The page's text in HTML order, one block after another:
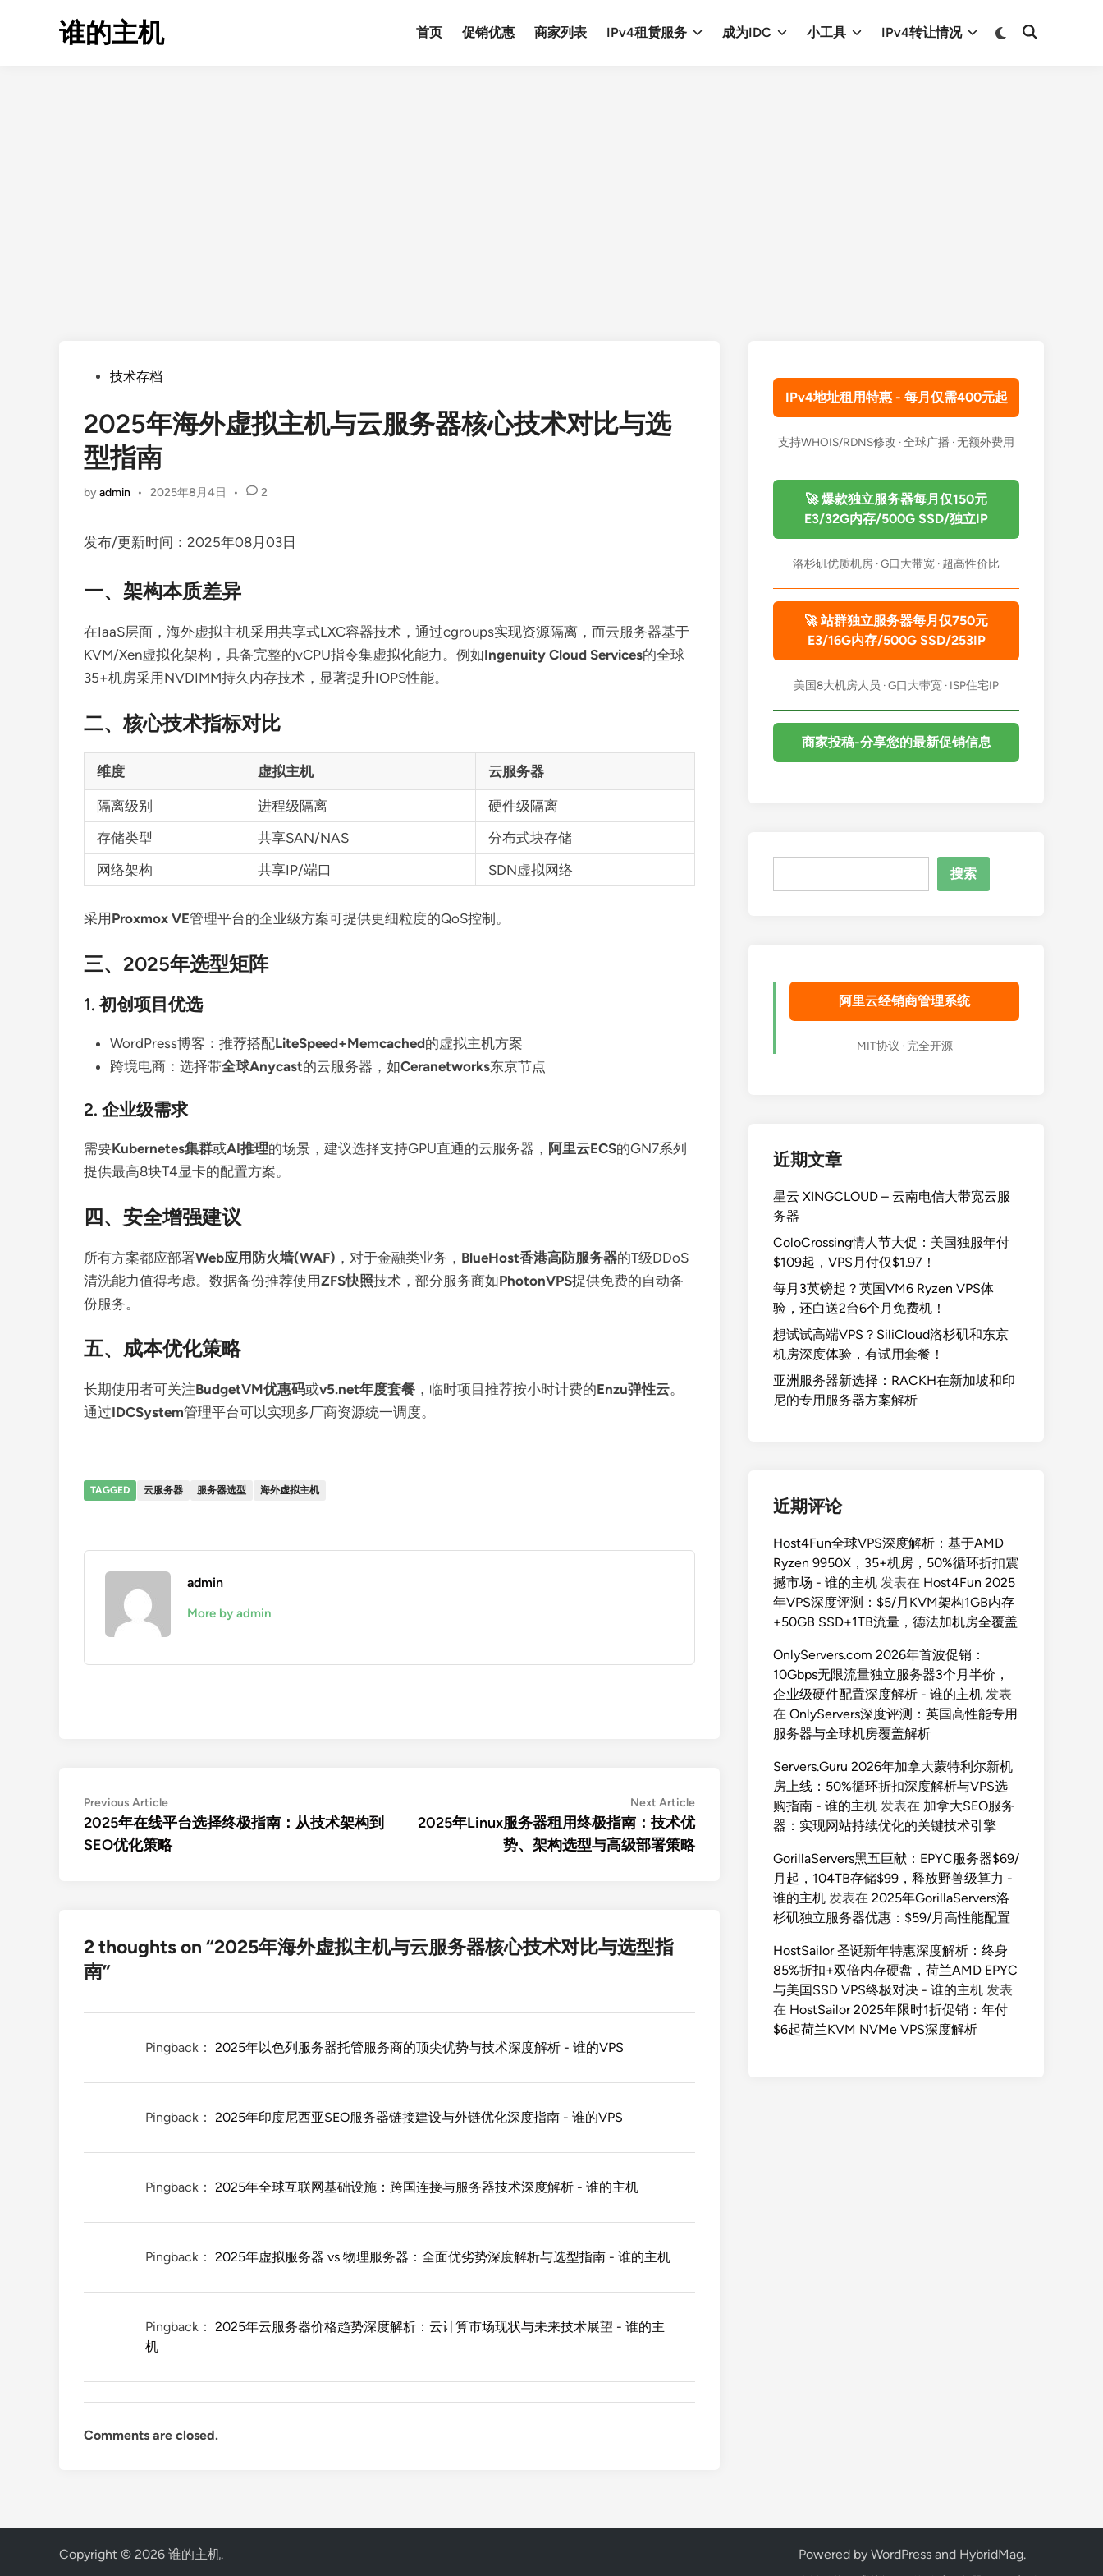
谁的主机 首页 促销优惠 商家列表 IPv4租赁服务 成为IDC 小工具 IPv4转让情况
Switch
Open
Posted技术存档
2025年海外虚拟主机与云服务器核心技术对比与选
型指南
byadmin • 2025年8月4日 • 2
发布/更新时间：2025年08月03日
一、架构本质差异
在IaaS层面，海外虚拟主机采用共享式LXC容器技术，通过cgroups实现资源隔离，而云服务器基于
KVM/Xen虚拟化架构，具备完整的vCPU指令集虚拟化能力。例如Ingenuity Cloud Services的全球
35+机房采用NVDIMM持久内存技术，显著提升IOPS性能。
二、核心技术指标对比
维度 虚拟主机 云服务器
隔离级别 进程级隔离
硬件级隔离
存储类型
共享SAN/NAS
分布式块存储
网络架构
共享IP/端口 SDN虚拟网络
采用 Proxmox VE管理平台的企业级方案可提供更细粒度的QoS控制。
三、2025年选型矩阵
1. 初创项目优选
WordPress博客：推荐搭配LiteSpeed+Memcached的虚拟主机方案
跨境电商：选择带全球Anycast的云服务器，如Ceranetworks东京节点
2. 企业级需求
需要Kubernetes集群或AI推理的场景，建议选择支持GPU直通的云服务器， 阿里云ECS的GN7系列
提供最高8块T4显卡的配置方案。
四、安全增强建议
所有方案都应部署Web应用防火墙(WAF) ，对于金融类业务， BlueHost香港高防服务器的T级DDoS
清洗能力值得考虑。数据备份推荐使用ZFS快照技术，部分服务商如PhotonVPS提供免费的自动备
份服务。
五、成本优化策略
长期使用者可关注BudgetVM优惠码或v5.net年度套餐 ，临时项目推荐按小时计费的Enzu弹性云。
通过IDCSystem管理平台可以实现多厂商资源统一调度。
TAGGED 云服务器 服务器选型 海外虚拟主机
admin
More by admin
文
章
导
Previous ArticlePrevious
article:
2025年在线平台选择终极指南：从技术架构到
SEO优化策略
Next ArticleNext
article:
2025年Linux服务器租用终极指南：技术优
势、架构选型与高级部署策略
2 thoughts on “2025年海外虚拟主机与云服务器核心技术对比与选型指
南”
Pingback： 2025年以色列服务器托管服务商的顶尖优势与技术深度解析 - 谁的VPS
Pingback： 2025年印度尼西亚SEO服务器链接建设与外链优化深度指南 - 谁的VPS
Pingback： 2025年全球互联网基础设施：跨国连接与服务器技术深度解析 - 谁的主机
Pingback： 2025年虚拟服务器 vs 物理服务器：全面优劣势深度解析与选型指南 - 谁的主机
Pingback： 2025年云服务器价格趋势深度解析：云计算市场现状与未来技术展望 - 谁的主
机
Comments are closed.
IPv4地址租用特惠 - 每月仅需400元起
支持WHOIS/RDNS修改 · 全球广播 · 无额外费用
🚀 爆款独立服务器每月仅150元
E3/32G内存/500G SSD/独立IP
洛杉矶优质机房 · G口大带宽 · 超高性价比
🚀 站群独立服务器每月仅750元
E3/16G内存/500G SSD/253IP
美国8大机房人员 · G口大带宽 · ISP住宅IP
商家投稿-分享您的最新促销信息
搜索
阿里云经销商管理系统
MIT协议 · 完全开源
近期文章
星云 XINGCLOUD – 云南电信大带宽云服
务器
ColoCrossing情人节大促：美国独服年付
$109起，VPS月付仅$1.97！
每月3英镑起？英国VM6 Ryzen VPS体
验，还白送2台6个月免费机！
想试试高端VPS？SiliCloud洛杉矶和东京
机房深度体验，有试用套餐！
亚洲服务器新选择：RACKH在新加坡和印
尼的专用服务器方案解析
近期评论
Host4Fun全球VPS深度解析：基于AMD
Ryzen 9950X，35+机房，50%循环折扣震
撼市场 - 谁的主机 发表在 Host4Fun 2025
年VPS深度评测：$5/月KVM架构1GB内存
+50GB SSD+1TB流量，德法加机房全覆盖
OnlyServers.com 2026年首波促销：
10Gbps无限流量独立服务器3个月半价，
企业级硬件配置深度解析 - 谁的主机 发表
在 OnlyServers深度评测：英国高性能专用
服务器与全球机房覆盖解析
Servers.Guru 2026年加拿大蒙特利尔新机
房上线：50%循环折扣深度解析与VPS选
购指南 - 谁的主机 发表在 加拿大SEO服务
器：实现网站持续优化的关键技术引擎
GorillaServers黑五巨献：EPYC服务器$69/
月起，104TB存储$99，释放野兽级算力 -
谁的主机 发表在 2025年GorillaServers洛
杉矶独立服务器优惠：$59/月高性能配置
HostSailor 圣诞新年特惠深度解析：终身
85%折扣+双倍内存硬盘，荷兰AMD EPYC
与美国SSD VPS终极对决 - 谁的主机 发表
在 HostSailor 2025年限时1折促销：年付
$6起荷兰KVM NVMe VPS深度解析
Copyright © 2026 谁的主机. Powered by WordPress and HybridMag.